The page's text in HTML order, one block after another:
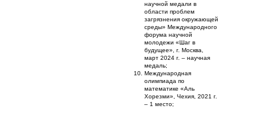
научной медали в
области проблем
загрязнения окружающей
среды» Международного
форума научной
молодежи «Шаг в
будущее», г. Москва,
март 2024 г. – научная
медаль;
Международная
олимпиада по
математике «Аль
Хорезми», Чехия, 2021 г.
– 1 место;